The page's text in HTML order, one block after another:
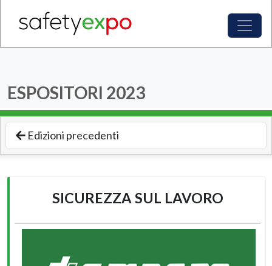
ESPOSITORI 2023
Edizioni precedenti
SICUREZZA SUL LAVORO